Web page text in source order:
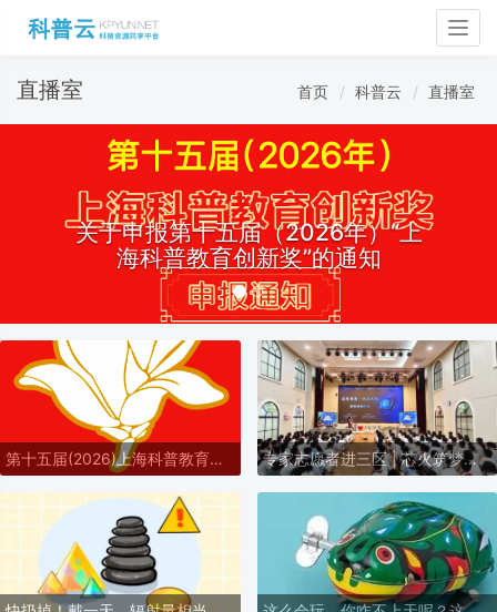
直播室 首页 科普云 直播室
关于申报第十五届（2026年）“上
海科普教育创新奖”的通知
第十五届(2026)上海科普教育创新奖奖励办法 专家志愿者进三区 | 芯火筑梦进校园，前沿芯片科普点亮少年科学理想